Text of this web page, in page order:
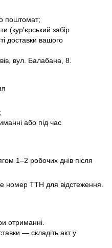
поштомат;
(кур'єрський забір
доставки вашого
вул. Балабана, 8.
або під час
1–2 робочих днів після
номер ТТН для відстеження.
отриманні.
— складіть акт у